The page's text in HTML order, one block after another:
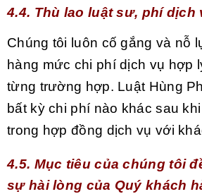
4.4. Thù lao luật sư, phí dịch
Chúng tôi luôn cố gắng và nỗ
hàng mức chi phí dịch vụ hợp
từng trường hợp. Luật Hùng
bất kỳ chi phí nào khác sau
trong hợp đồng dịch vụ với
4.5. Mục tiêu của chúng tôi
sự hài lòng của Quý khách